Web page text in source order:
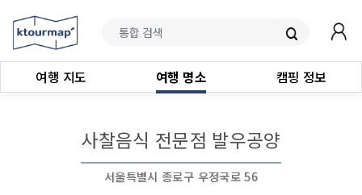
여행 지도 여행 명소 캠핑 정보
사찰음식 전문점 발우공양
서울특별시 종로구 우정국로 56